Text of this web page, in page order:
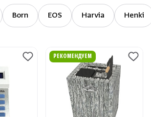
Born EOS Harvia Henki
РЕКОМЕНДУЕМ